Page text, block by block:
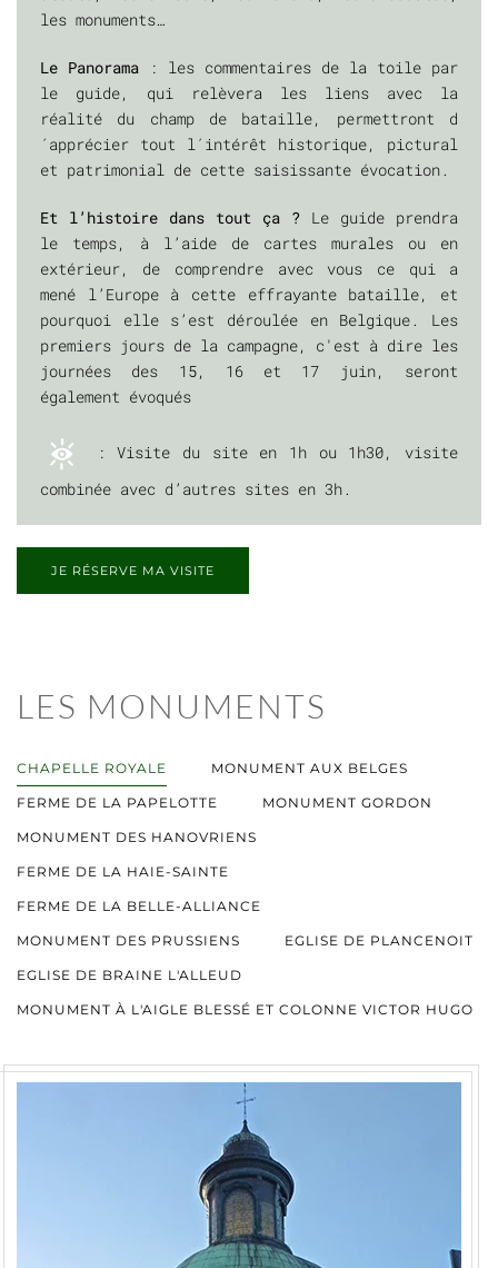
les monuments…
Le Panorama: les commentaires de la toile par
le guide, qui relèvera les liens avec la
réalité du champ de bataille, permettront d
´apprécier tout l´intérêt historique, pictural
et patrimonial de cette saisissante évocation.
Et l’histoire dans tout ça ? Le guide prendra
le temps, à l’aide de cartes murales ou en
extérieur, de comprendre avec vous ce qui a
mené l’Europe à cette effrayante bataille, et
pourquoi elle s’est déroulée en Belgique. Les
premiers jours de la campagne, c'est à dire les
journées des 15, 16 et 17 juin, seront
également évoqués
: Visite du site en 1h ou 1h30, visite
combinée avec d’autres sites en 3h.
JE RÉSERVE MA VISITE
LES MONUMENTS
CHAPELLE ROYALE MONUMENT AUX BELGES
FERME DE LA PAPELOTTE MONUMENT GORDON
MONUMENT DES HANOVRIENS
FERME DE LA HAIE-SAINTE
FERME DE LA BELLE-ALLIANCE
MONUMENT DES PRUSSIENS EGLISE DE PLANCENOIT
EGLISE DE BRAINE L'ALLEUD
MONUMENT À L'AIGLE BLESSÉ ET COLONNE VICTOR HUGO